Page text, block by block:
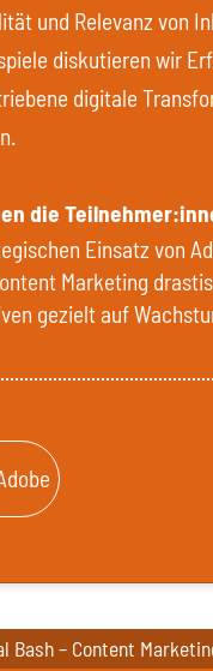
und Relevanz von
diskutieren wir
digitale
die
Einsatz von
Marketing
gezielt auf
Bash – Content